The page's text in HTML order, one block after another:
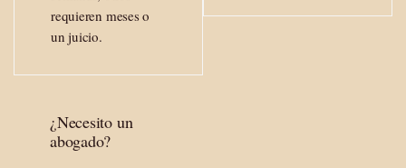
requieren meses o
un juicio.
¿Necesito un
abogado?